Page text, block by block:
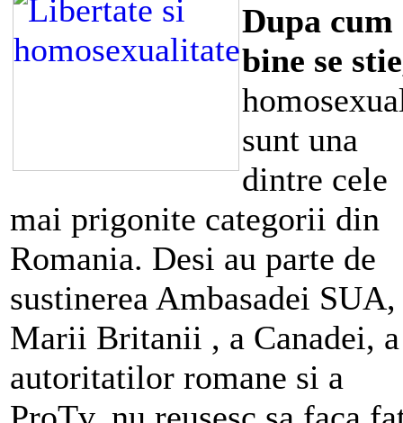
Dupa cum
bine se
sunt una
dintre cele
mai prigonite categorii din
Romania. Desi au parte de
sustinerea Ambasadei SUA,
Marii Britanii , a Canadei, a
autoritatilor romane si a